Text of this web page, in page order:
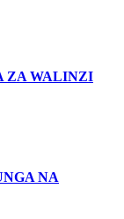
ZA WALINZI
NA